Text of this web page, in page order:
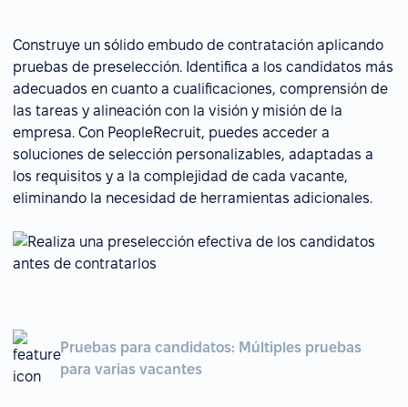
Construye un sólido embudo de contratación aplicando
pruebas de preselección. Identifica a los candidatos más
adecuados en cuanto a cualificaciones, comprensión de
las tareas y alineación con la visión y misión de la
empresa. Con PeopleRecruit, puedes acceder a
soluciones de selección personalizables, adaptadas a
los requisitos y a la complejidad de cada vacante,
eliminando la necesidad de herramientas adicionales.
Pruebas para candidatos: Múltiples pruebas
para varias vacantes